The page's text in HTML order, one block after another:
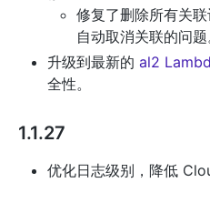
修复了删除所有关
自动取消关联的问题
升级到最新的 al2
全性。
1.1.27
优化日志级别，降低